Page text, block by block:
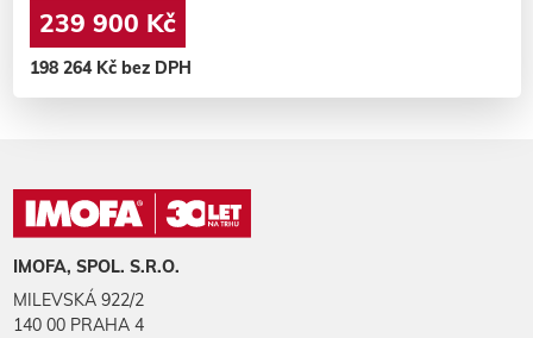
239 900 Kč
198 264 Kč bez DPH
IMOFA, SPOL. S.R.O.
MILEVSKÁ 922/2
140 00 PRAHA 4